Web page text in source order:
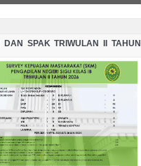
DAN SPAK TRIWULAN II TAHUN